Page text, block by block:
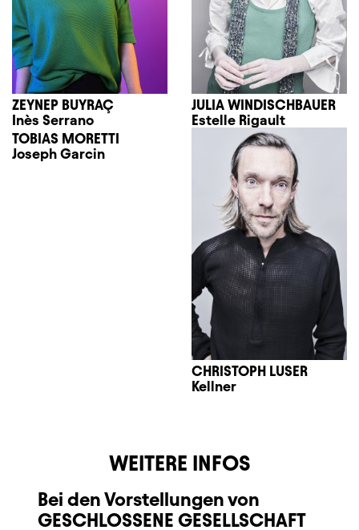
ZEYNEP BUYRAÇ
Inès Serrano
JULIA WINDISCHBAUER
Estelle Rigault
TOBIAS MORETTI
Joseph Garcin
CHRISTOPH LUSER
Kellner
WEITERE INFOS
Bei den Vorstellungen von
GESCHLOSSENE GESELLSCHAFT